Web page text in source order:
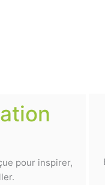
pour inspirer,